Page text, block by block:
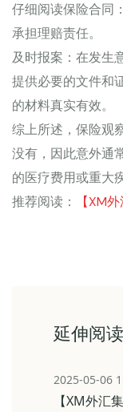
仔细阅读保险合同
承担理赔责任。
及时报案：在发生
提供必要的文件和
的材料真实有效。
综上所述，保险观
没有，因此意外通
的医疗费用或重大
推荐阅读：
【XM
延伸阅读
2025-05-06
【XM外汇